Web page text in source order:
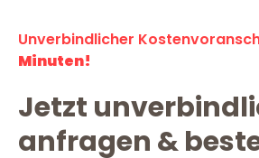
Unverbindlicher
Minuten!
Jetzt
anfragen &